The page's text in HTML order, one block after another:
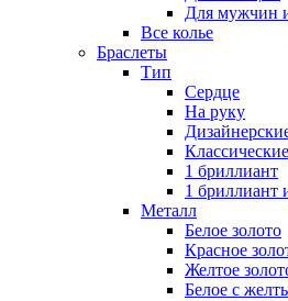
Для мужчин
Все колье
Браслеты
Тип
Сердце
На руку
Классические
1 бриллиант
1 бриллиант
Металл
Белое золото
Красное
Желтое
Белое с